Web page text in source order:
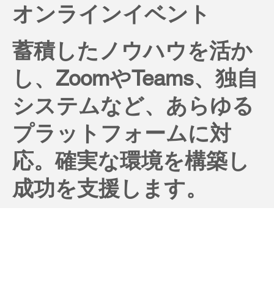
オンラインイベント
蓄積したノウハウを活か
し、ZoomやTeams、独自
システムなど、あらゆる
プラットフォームに対
応。確実な環境を構築し
成功を支援します。